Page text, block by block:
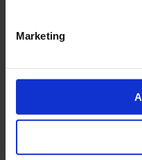
Marketing
fiori fatti a mano
che ricrea le linee
Ritorna la
leggerissime
Coat reinterpretato